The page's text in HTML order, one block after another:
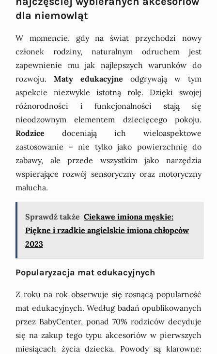
dla niemowląt
W momencie, gdy na świat przychodzi nowy
członek rodziny, naturalnym odruchem jest
zapewnienie mu jak najlepszych warunków do
rozwoju. Maty edukacyjne odgrywają w tym
aspekcie niezwykle istotną rolę. Dzięki swojej
różnorodności i funkcjonalności stają się
nieodzownym elementem dziecięcego pokoju.
Rodzice doceniają ich wieloaspektowe
zastosowanie – nie tylko jako powierzchnię do
zabawy, ale przede wszystkim jako narzędzia
wspierające rozwój sensoryczny oraz motoryczny
malucha.
Sprawdź także Ciekawe imiona męskie:
Piękne i rzadkie angielskie imiona chłopców
2023
Popularyzacja mat edukacyjnych
Z roku na rok obserwuje się rosnącą popularność
mat edukacyjnych. Według badań opublikowanych
przez BabyCenter, ponad 70% rodziców decyduje
się na zakup tego typu akcesoriów w pierwszych
miesiącach życia dziecka. Powody są klarowne: